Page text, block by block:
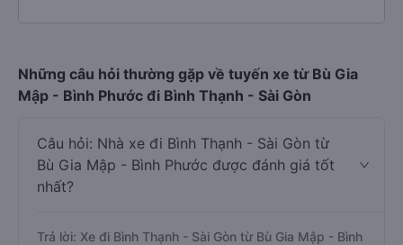
Những câu hỏi thường gặp về tuyến xe từ Bù Gia
Mập - Bình Phước đi Bình Thạnh - Sài Gòn
Câu hỏi: Nhà xe đi Bình Thạnh - Sài Gòn từ
Bù Gia Mập - Bình Phước được đánh giá tốt
nhất?
Trả lời: Xe đi Bình Thạnh - Sài Gòn từ Bù Gia Mập - Bình